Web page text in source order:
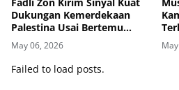
Dukungan Kemerdekaan
Palestina Usai Bertemu
Delegasi di Kemenbud
May 06, 2026
Failed to load posts.